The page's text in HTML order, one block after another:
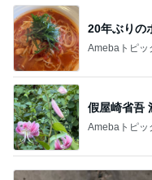
20年ぶりの
Amebaトピッ
假屋崎省吾
Amebaトピッ